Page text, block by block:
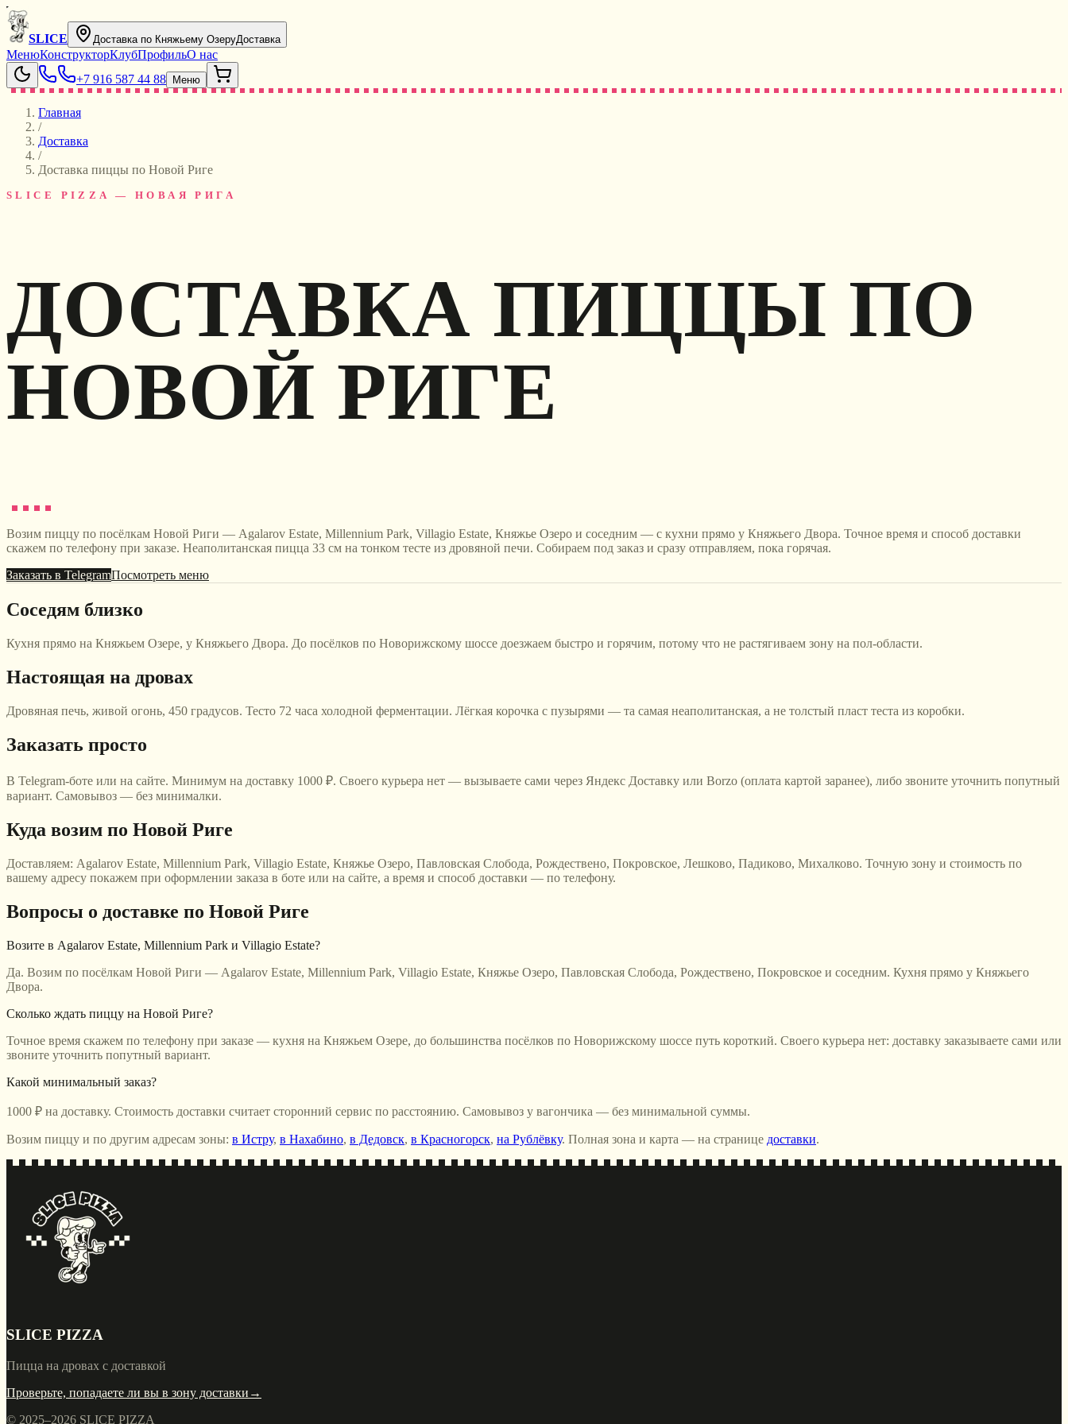
SLICE Доставка по Княжьему ОзеруДоставка
МенюКонструкторКлубПрофильО нас
+7 916 587 44 88
Меню
Главная
/
Доставка
/
Доставка пиццы по Новой Риге
SLICE PIZZA — НОВАЯ РИГА
ДОСТАВКА ПИЦЦЫ ПО
НОВОЙ РИГЕ
Возим пиццу по посёлкам Новой Риги — Agalarov Estate, Millennium Park, Villagio Estate, Княжье Озеро и соседним — с кухни прямо у Княжьего Двора. Точное время и способ доставки
скажем по телефону при заказе. Неаполитанская пицца 33 см на тонком тесте из дровяной печи. Собираем под заказ и сразу отправляем, пока горячая.
Заказать в TelegramПосмотреть меню
Соседям близко
Кухня прямо на Княжьем Озере, у Княжьего Двора. До посёлков по Новорижскому шоссе доезжаем быстро и горячим, потому что не растягиваем зону на пол-области.
Настоящая на дровах
Дровяная печь, живой огонь, 450 градусов. Тесто 72 часа холодной ферментации. Лёгкая корочка с пузырями — та самая неаполитанская, а не толстый пласт теста из коробки.
Заказать просто
В Telegram-боте или на сайте. Минимум на доставку 1000 ₽. Своего курьера нет — вызываете сами через Яндекс Доставку или Borzo (оплата картой заранее), либо звоните уточнить попутный
вариант. Самовывоз — без минималки.
Куда возим по Новой Риге
Доставляем: Agalarov Estate, Millennium Park, Villagio Estate, Княжье Озеро, Павловская Слобода, Рождествено, Покровское, Лешково, Падиково, Михалково. Точную зону и стоимость по
вашему адресу покажем при оформлении заказа в боте или на сайте, а время и способ доставки — по телефону.
Вопросы о доставке по Новой Риге
Возите в Agalarov Estate, Millennium Park и Villagio Estate?
Да. Возим по посёлкам Новой Риги — Agalarov Estate, Millennium Park, Villagio Estate, Княжье Озеро, Павловская Слобода, Рождествено, Покровское и соседним. Кухня прямо у Княжьего
Двора.
Сколько ждать пиццу на Новой Риге?
Точное время скажем по телефону при заказе — кухня на Княжьем Озере, до большинства посёлков по Новорижскому шоссе путь короткий. Своего курьера нет: доставку заказываете сами или
звоните уточнить попутный вариант.
Какой минимальный заказ?
1000 ₽ на доставку. Стоимость доставки считает сторонний сервис по расстоянию. Самовывоз у вагончика — без минимальной суммы.
Возим пиццу и по другим адресам зоны: в Истру, в Нахабино, в Дедовск, в Красногорск, на Рублёвку. Полная зона и карта — на странице доставки.
SLICE PIZZA
Пицца на дровах с доставкой
Проверьте, попадаете ли вы в зону доставки →
© 2025–2026 SLICE PIZZA